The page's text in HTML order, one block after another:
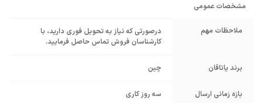
مشخصات عمومی
ملاحظات مهم
درصورتی که نیاز به تحویل فوری دارید، با
کارشناسان فروش تماس حاصل فرمایید.
برند یاتاقان چین
بازه زمانی ارسال سه روز کاری